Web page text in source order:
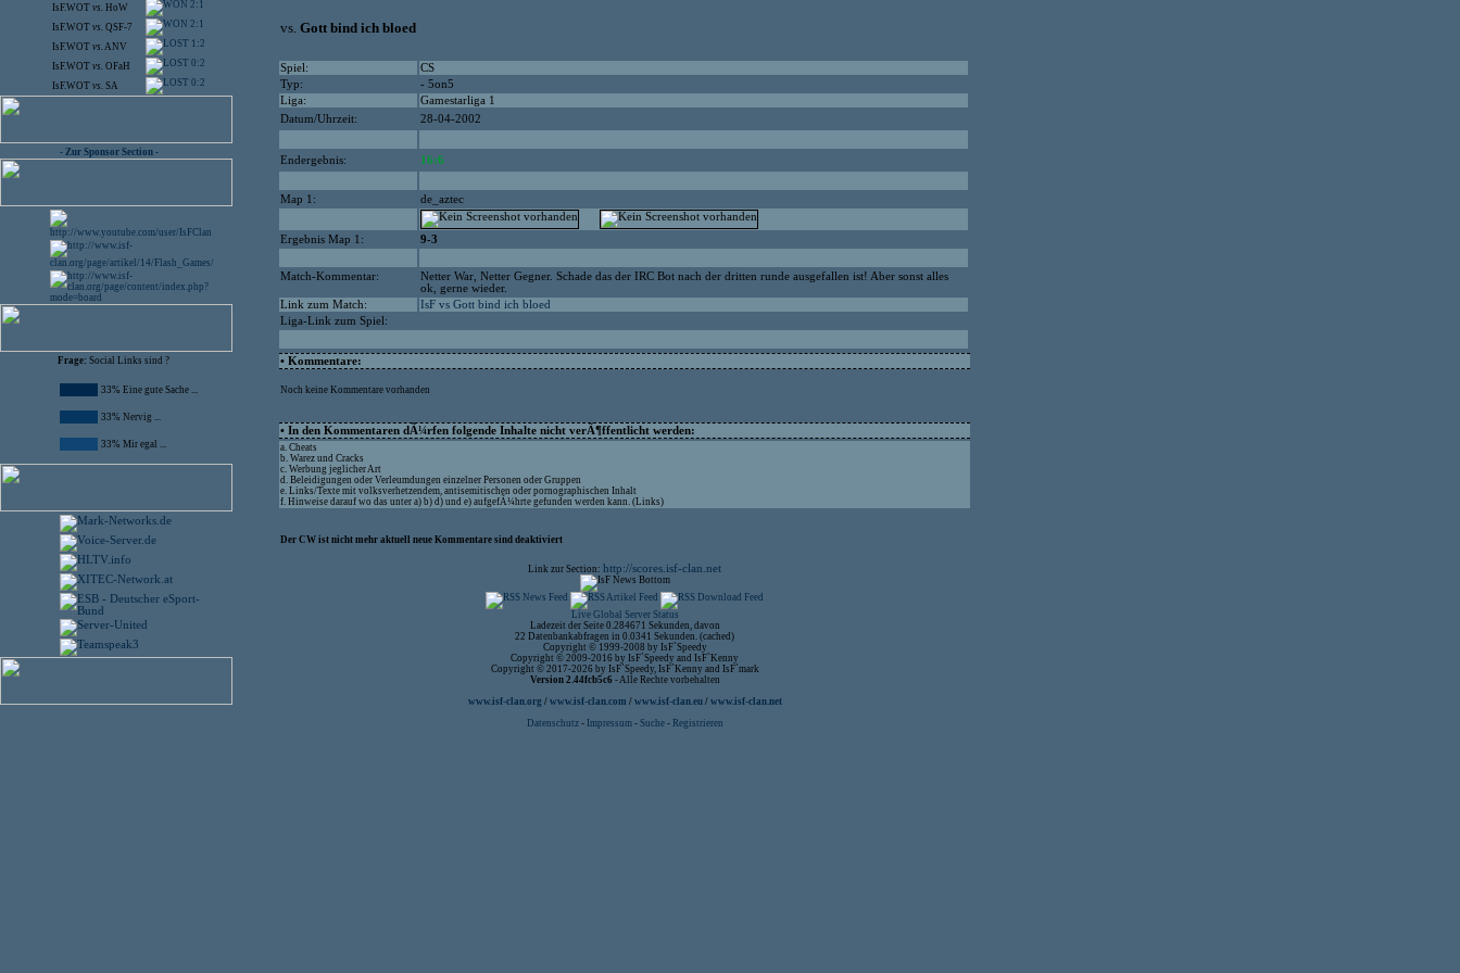
IsF.WOT vs. HoW 2:1
IsF.WOT vs. QSF-7 2:1
IsF.WOT vs.ANV 1:2
IsF.WOT vs. OFaH 0:2
IsF.WOT vs. SA 0:2
- Zur Sponsor Section -
Frage: Social Links sind ?
33% Eine gute Sache ...
33% Nervig ...
33% Mir egal ...
vs. Gott bind ich bloed
Spiel:
CS
Typ:
- 5on5
Liga:
Gamestarliga 1
Datum/Uhrzeit:
28-04-2002
Endergebnis: 16:6
Map 1: de_aztec
Ergebnis Map 1: 9-3
Match-Kommentar:
Netter War, Netter Gegner. Schade das der IRC Bot nach der dritten runde ausgefallen ist! Aber sonst alles
ok, gerne wieder.
Link zum Match:
IsF vs Gott bind ich bloed
Liga-Link zum Spiel:
• Kommentare:
Noch keine Kommentare vorhanden
• In den Kommentaren dÃ¼rfen folgende Inhalte nicht verÃ¶ffentlicht werden:
a. Cheats
b. Warez und Cracks
c. Werbung jeglicher Art
d. Beleidigungen oder Verleumdungen einzelner Personen oder Gruppen
e. Links/Texte mit volksverhetzendem, antisemitischen oder pornographischen Inhalt
f. Hinweise darauf wo das unter a) b) d) und e) aufgefÃ¼hrte gefunden werden kann. (Links)
Der CW ist nicht mehr aktuell neue Kommentare sind deaktiviert
Link zur Section: http://scores.isf-clan.net
Live Global Server Status
Ladezeit der Seite 0.284671 Sekunden, davon
22 Datenbankabfragen in 0.0341 Sekunden. (cached)
Copyright © 1999-2008 by IsF`Speedy
Copyright © 2009-2016 by IsF`Speedy and IsF`Kenny
Copyright © 2017-2026 by IsF`Speedy, IsF`Kenny and IsF`mark
Version 2.44fcb5c6 - Alle Rechte vorbehalten
www.isf-clan.org / www.isf-clan.com / www.isf-clan.eu/ www.isf-clan.net
Datenschutz - Impressum- Suche- Registrieren